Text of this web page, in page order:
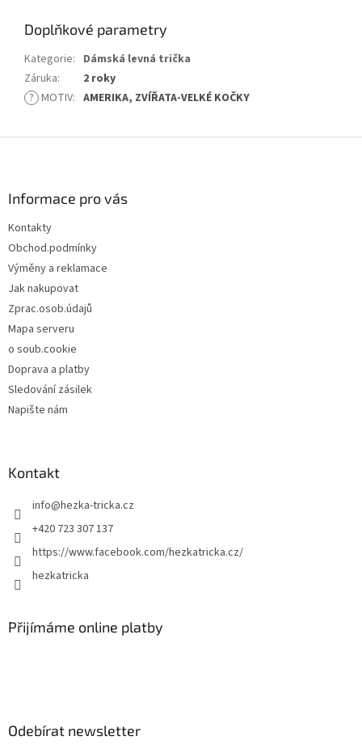
Doplňkové parametry
Kategorie: Dámská levná trička
Záruka:
2 roky
? MOTIV: AMERIKA, ZVÍŘATA-VELKÉ KOČKY
Informace pro vás
Kontakty
Obchod.podmínky
Výměny a reklamace
Jak nakupovat
Zprac.osob.údajů
Mapa serveru
o soub.cookie
Doprava a platby
Sledování zásilek
Napište nám
Kontakt
info@hezka-tricka.cz
+420 723 307 137
https://www.facebook.com/hezkatricka.cz/
hezkatricka
Přijímáme online platby
Odebírat newsletter